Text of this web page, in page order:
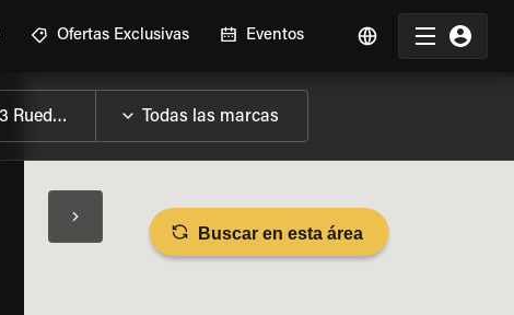
Ofertas Exclusivas Eventos
Buscar en esta área